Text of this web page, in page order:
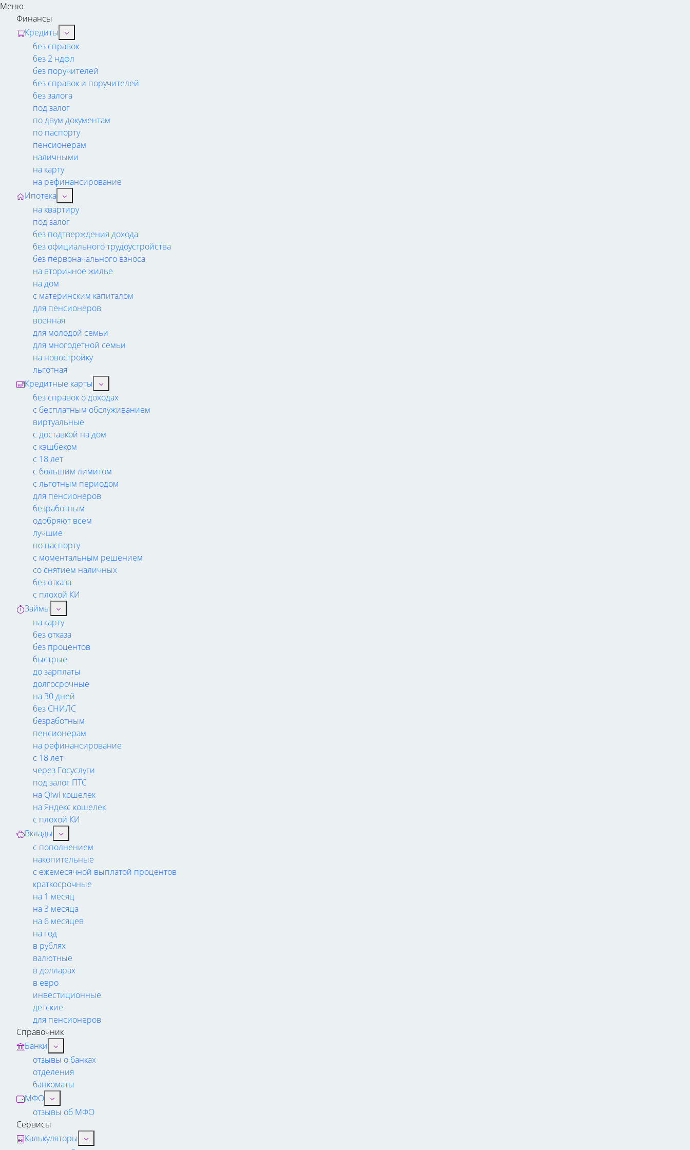
Меню
Финансы
Кредиты
без справок
без 2 ндфл
без поручителей
без справок и поручителей
без залога
под залог
по двум документам
по паспорту
пенсионерам
наличными
на карту
на рефинансирование
Ипотека
на квартиру
под залог
без подтверждения дохода
без официального трудоустройства
без первоначального взноса
на вторичное жилье
на дом
с материнским капиталом
для пенсионеров
военная
для молодой семьи
для многодетной семьи
на новостройку
льготная
Кредитные карты
без справок о доходах
с бесплатным обслуживанием
виртуальные
с доставкой на дом
с кэшбеком
с 18 лет
с большим лимитом
с льготным периодом
для пенсионеров
безработным
одобряют всем
лучшие
по паспорту
с моментальным решением
со снятием наличных
без отказа
с плохой КИ
Займы
на карту
без отказа
без процентов
быстрые
до зарплаты
долгосрочные
на 30 дней
без СНИЛС
безработным
пенсионерам
на рефинансирование
с 18 лет
через Госуслуги
под залог ПТС
на Qiwi кошелек
на Яндекс кошелек
с плохой КИ
Вклады
с пополнением
накопительные
с ежемесячной выплатой процентов
краткосрочные
на 1 месяц
на 3 месяца
на 6 месяцев
на год
в рублях
валютные
в долларах
в евро
инвестиционные
детские
для пенсионеров
Справочник
Банки
отзывы о банках
отделения
банкоматы
МФО
отзывы об МФО
Сервисы
Калькуляторы